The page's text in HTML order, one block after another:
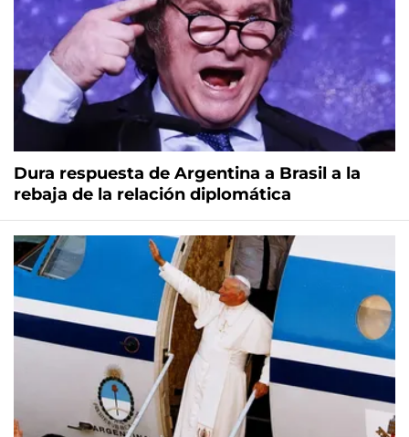
Dura respuesta de Argentina a Brasil a la
rebaja de la relación diplomática